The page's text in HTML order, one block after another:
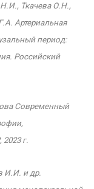
Ткачева О.Н.,
Артериальная
период:
Российский
Современный
г.
И.И. и др.